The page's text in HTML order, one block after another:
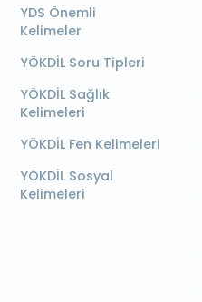
YDS Önemli
Kelimeler
YÖKDİL Soru Tipleri
YÖKDİL Sağlık
Kelimeleri
YÖKDİL Fen Kelimeleri
YÖKDİL Sosyal
Kelimeleri